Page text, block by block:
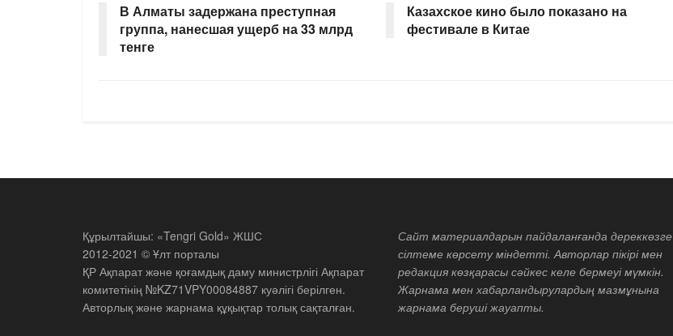
В Алматы задержана преступная
группа, нанесшая ущерб на 33 млрд
тенге
Казахское кино было показано на
фестивале в Китае
Құрылтайшы: «Tengri Gold» ЖШС
2012-2021 © Ұлт порталы
ҚР Ақпарат және қоғамдық даму министрлігі Ақпарат
комитетінің №KZ71VPY00084887 куәлігі берілген.
Авторлық және жарнама құқықтар толық сақталған.
Сайт материалдарын пайдаланғанда дереккөзге
сілтеме көрсету міндетті. Авторлар пікірі мен
редакция көзқарасы сәйкес келе бермеуі мүмкін.
Жарнама мен хабарландырулардың мазмұнына
жарнама беруші жауапты.